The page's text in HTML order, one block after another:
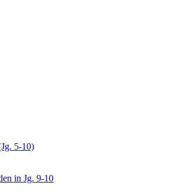
5-10)
in Jg. 9-10